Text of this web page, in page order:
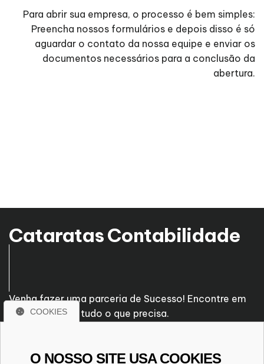
Para abrir sua empresa, o processo é bem simples:
Preencha nossos formulários e depois disso é só
aguardar o contato da nossa equipe e enviar os
documentos necessários para a conclusão da
abertura.
Cataratas Contabilidade
Venha fazer uma parceria de Sucesso! Encontre em
nossa empresa tudo o que precisa.
R. Bartolomeu de Gusmão, 469
COOKIES
O NOSSO SITE USA COOKIES